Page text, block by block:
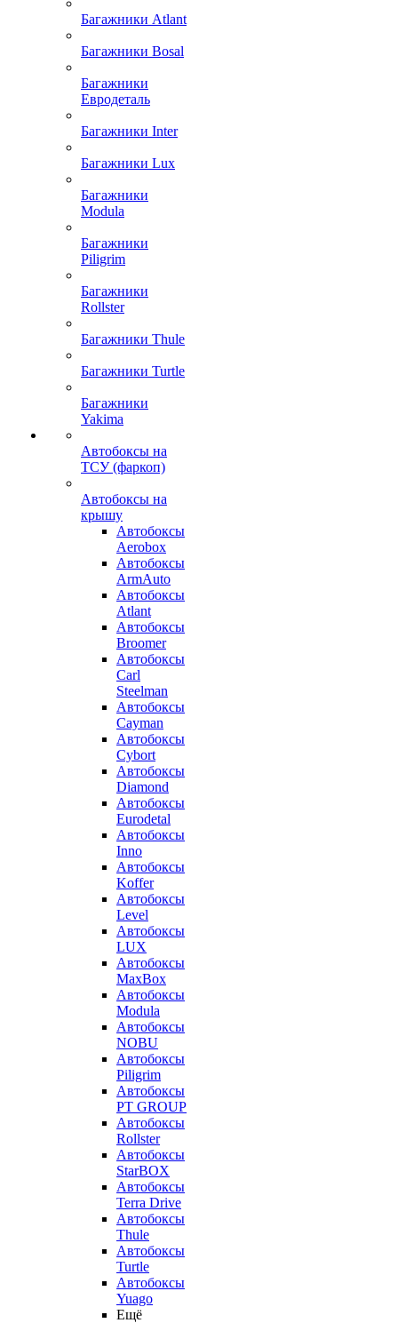
Багажники Atlant
Багажники Bosal
Багажники
Евродеталь
Багажники Inter
Багажники Lux
Багажники
Modula
Багажники
Piligrim
Багажники
Rollster
Багажники Thule
Багажники Turtle
Багажники
Yakima
Автобоксы на
ТСУ (фаркоп)
Автобоксы на
крышу
Автобоксы
Aerobox
Автобоксы
ArmAuto
Автобоксы
Atlant
Автобоксы
Broomer
Автобоксы
Carl
Steelman
Автобоксы
Cayman
Автобоксы
Cybort
Автобоксы
Diamond
Автобоксы
Eurodetal
Автобоксы
Inno
Автобоксы
Koffer
Автобоксы
Level
Автобоксы
LUX
Автобоксы
MaxBox
Автобоксы
Modula
Автобоксы
NOBU
Автобоксы
Piligrim
Автобоксы
PT GROUP
Автобоксы
Rollster
Автобоксы
StarBOX
Автобоксы
Terra Drive
Автобоксы
Thule
Автобоксы
Turtle
Автобоксы
Yuago
Ещё